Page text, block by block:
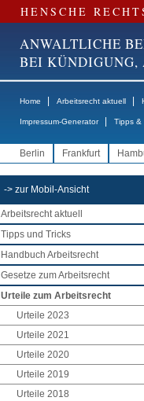
HENSCHE
ANWALTLICHE
BEI KÜNDIGUNG,
Home Arbeitsrecht aktuell
Impressum-Generator Tipps &
Berlin Frankfurt
-> zur Mobil-Ansicht
Arbeitsrecht aktuell
Tipps und Tricks
Handbuch Arbeitsrecht
Gesetze zum Arbeitsrecht
Urteile zum Arbeitsrecht
Urteile 2023
Urteile 2021
Urteile 2020
Urteile 2019
Urteile 2018